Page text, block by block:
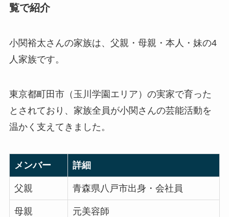
覧で紹介
小関裕太さんの家族は、父親・母親・本人・妹の4
人家族です。
東京都町田市（玉川学園エリア）の実家で育った
とされており、家族全員が小関さんの芸能活動を
温かく支えてきました。
メンバー 詳細
父親 青森県八戸市出身・会社員
母親 元美容師